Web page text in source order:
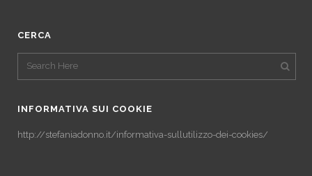
CERCA
INFORMATIVA SUI COOKIE
http://stefaniadonno.it/informativa-sullutilizzo-dei-cookies/